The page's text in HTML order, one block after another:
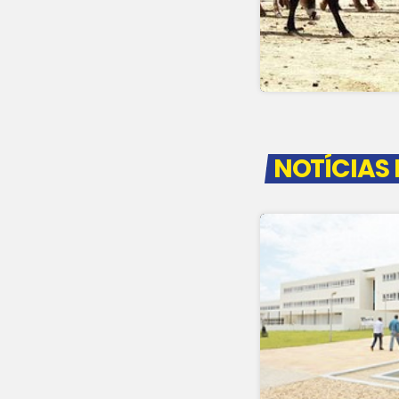
NOTÍCIAS